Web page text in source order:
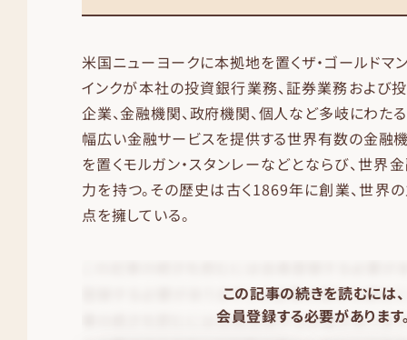
米国ニューヨークに本拠地を置くザ・ゴールドマン
インクが本社の投資銀行業務、証券業務および
企業、金融機関、政府機関、個人など多岐にわた
幅広い金融サービスを提供する世界有数の金融
を置くモルガン・スタンレーなどとならび、世
力を持つ。その歴史は古く1869年に創業、世界
点を擁している。
この記事の続きを読むには、
会員登録する必要があります